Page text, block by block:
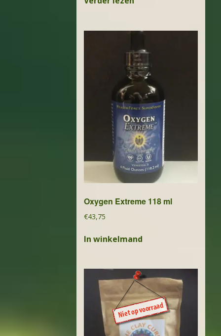
Oxygen Extreme 118 ml
€43,75
In winkelmand